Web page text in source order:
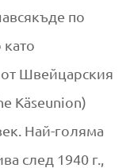
по
Швейцарския
Käseunion)
Най-голяма
след 1940 г.,